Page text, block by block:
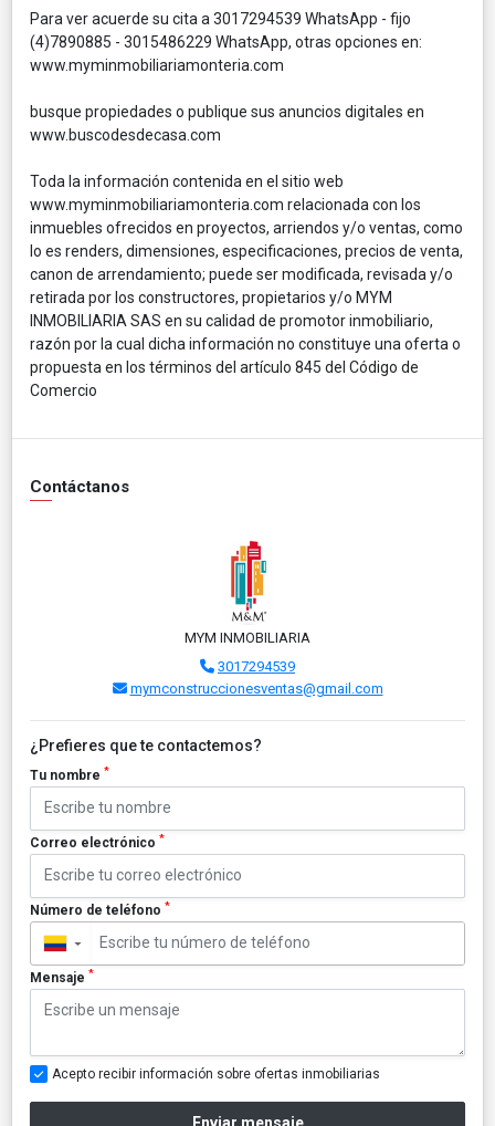
Para ver acuerde su cita a 3017294539 WhatsApp - fijo
(4)7890885 - 3015486229 WhatsApp, otras opciones en:
www.myminmobiliariamonteria.com
busque propiedades o publique sus anuncios digitales en
www.buscodesdecasa.com
Toda la información contenida en el sitio web
www.myminmobiliariamonteria.com relacionada con los
inmuebles ofrecidos en proyectos, arriendos y/o ventas, como
lo es renders, dimensiones, especificaciones, precios de venta,
canon de arrendamiento; puede ser modificada, revisada y/o
retirada por los constructores, propietarios y/o MYM
INMOBILIARIA SAS en su calidad de promotor inmobiliario,
razón por la cual dicha información no constituye una oferta o
propuesta en los términos del artículo 845 del Código de
Comercio
Contáctanos
MYM INMOBILIARIA
3017294539
mymconstruccionesventas@gmail.com
¿Prefieres que te contactemos?
Tu nombre *
Correo electrónico *
Número de teléfono *
▼
Mensaje *
Acepto recibir información sobre ofertas inmobiliarias